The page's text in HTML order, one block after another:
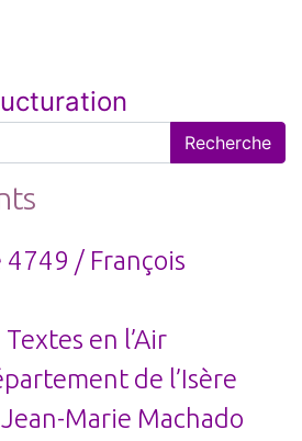
4749 / François
en l’Air
de l’Isère
Marie Machado